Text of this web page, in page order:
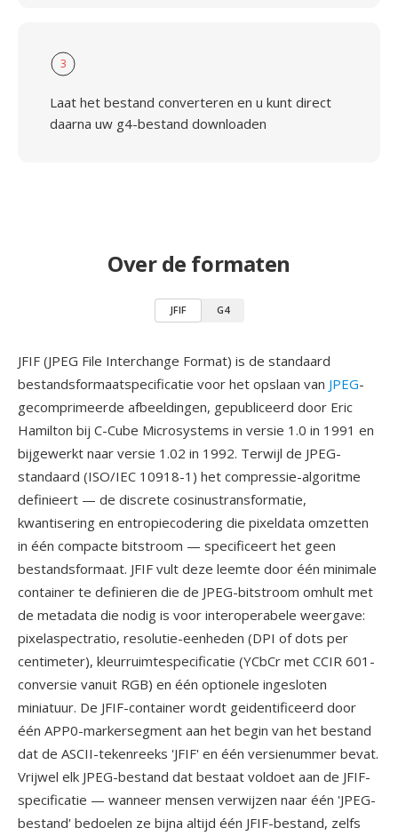
3
Laat het bestand converteren en u kunt direct
daarna uw g4-bestand downloaden
Over de formaten
JFIF G4
JFIF (JPEG File Interchange Format) is de standaard
bestandsformaatspecificatie voor het opslaan van JPEG-
gecomprimeerde afbeeldingen, gepubliceerd door Eric
Hamilton bij C-Cube Microsystems in versie 1.0 in 1991 en
bijgewerkt naar versie 1.02 in 1992. Terwijl de JPEG-
standaard (ISO/IEC 10918-1) het compressie-algoritme
definieert — de discrete cosinustransformatie,
kwantisering en entropiecodering die pixeldata omzetten
in één compacte bitstroom — specificeert het geen
bestandsformaat. JFIF vult deze leemte door één minimale
container te definieren die de JPEG-bitstroom omhult met
de metadata die nodig is voor interoperabele weergave:
pixelaspectratio, resolutie-eenheden (DPI of dots per
centimeter), kleurruimtespecificatie (YCbCr met CCIR 601-
conversie vanuit RGB) en één optionele ingesloten
miniatuur. De JFIF-container wordt geidentificeerd door
één APP0-markersegment aan het begin van het bestand
dat de ASCII-tekenreeks 'JFIF' en één versienummer bevat.
Vrijwel elk JPEG-bestand dat bestaat voldoet aan de JFIF-
specificatie — wanneer mensen verwijzen naar één 'JPEG-
bestand' bedoelen ze bijna altijd één JFIF-bestand, zelfs